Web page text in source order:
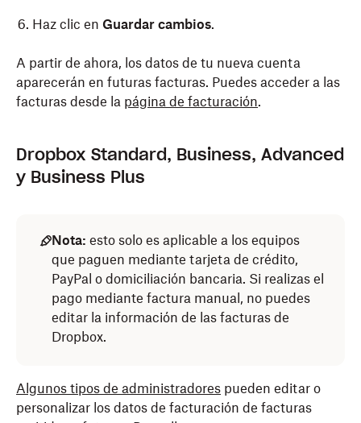
Haz clic en Guardar cambios.
A partir de ahora, los datos de tu nueva cuenta
aparecerán en futuras facturas. Puedes acceder a las
facturas desde la página de facturación.
Dropbox Standard, Business, Advanced
y Business Plus
Nota: esto solo es aplicable a los equipos
que paguen mediante tarjeta de crédito,
PayPal o domiciliación bancaria. Si realizas el
pago mediante factura manual, no puedes
editar la información de las facturas de
Dropbox.
Algunos tipos de administradores pueden editar o
personalizar los datos de facturación de facturas